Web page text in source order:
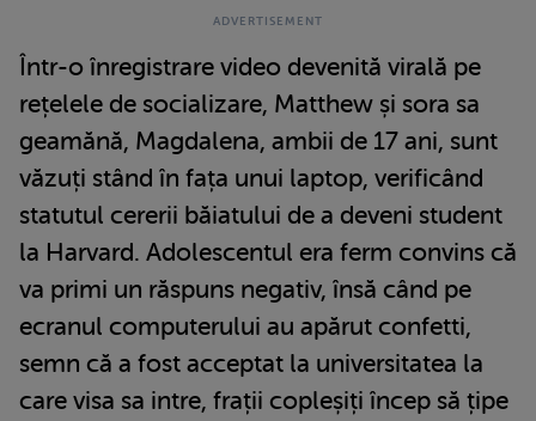
Într-o înregistrare video devenită virală pe
rețelele de socializare, Matthew și sora sa
geamănă, Magdalena, ambii de 17 ani, sunt
văzuți stând în fața unui laptop, verificând
statutul cererii băiatului de a deveni student
la Harvard. Adolescentul era ferm convins că
va primi un răspuns negativ, însă când pe
ecranul computerului au apărut confetti,
semn că a fost acceptat la universitatea la
care visa sa intre, frații copleșiți încep să țipe